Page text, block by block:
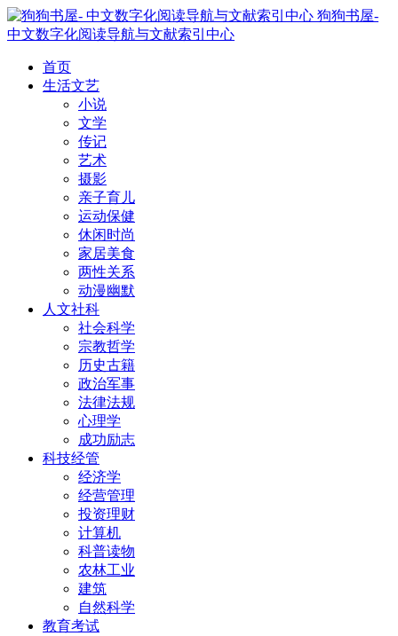
狗狗书屋-
中文数字化阅读导航与文献索引中心
首页
生活文艺
小说
文学
传记
艺术
摄影
亲子育儿
运动保健
休闲时尚
家居美食
两性关系
动漫幽默
人文社科
社会科学
宗教哲学
历史古籍
政治军事
法律法规
心理学
成功励志
科技经管
经济学
经营管理
投资理财
计算机
科普读物
农林工业
建筑
自然科学
教育考试